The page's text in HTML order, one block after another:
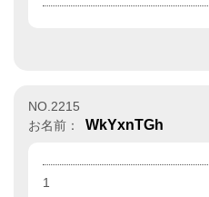
NO.2215
お名前：
WkYxnTGh
1